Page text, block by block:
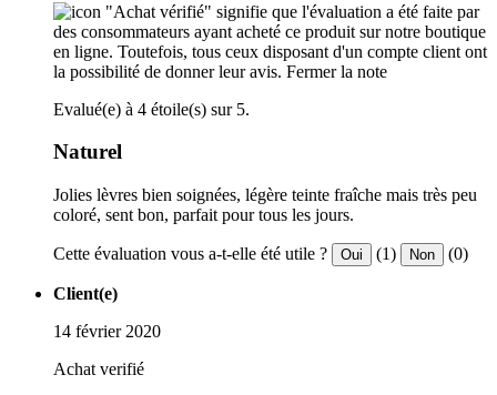
"Achat vérifié" signifie que l'évaluation a été faite par
des consommateurs ayant acheté ce produit sur notre boutique
en ligne. Toutefois, tous ceux disposant d'un compte client ont
la possibilité de donner leur avis. Fermer la note
Evalué(e) à 4 étoile(s) sur 5.
Naturel
Jolies lèvres bien soignées, légère teinte fraîche mais très peu
coloré, sent bon, parfait pour tous les jours.
Cette évaluation vous a-t-elle été utile ? Oui (1) Non (0)
Client(e)
14 février 2020
Achat verifié